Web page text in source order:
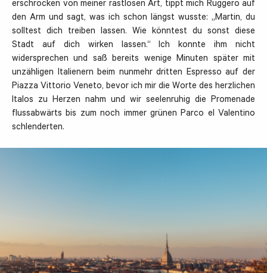
erschrocken von meiner rastlosen Art, tippt mich Ruggero auf
den Arm und sagt, was ich schon längst wusste: „Martin, du
solltest dich treiben lassen. Wie könntest du sonst diese
Stadt auf dich wirken lassen.“ Ich konnte ihm nicht
widersprechen und saß bereits wenige Minuten später mit
unzähligen Italienern beim nunmehr dritten Espresso auf der
Piazza Vittorio Veneto, bevor ich mir die Worte des herzlichen
Italos zu Herzen nahm und wir seelenruhig die Promenade
flussabwärts bis zum noch immer grünen Parco el Valentino
schlenderten.